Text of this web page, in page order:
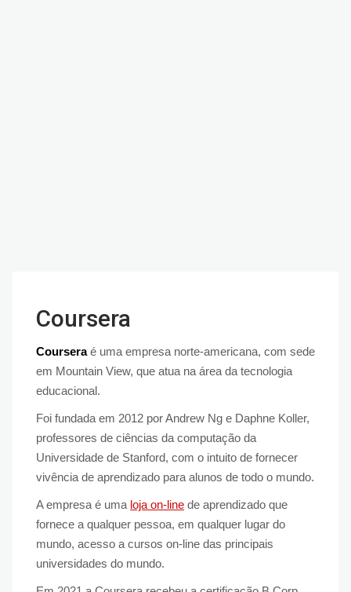
Coursera
Courseraé uma empresa norte-americana, com sede
em Mountain View, que atua na área da tecnologia
educacional.
Foi fundada em 2012 por Andrew Ng e Daphne Koller,
professores de ciências da computação da
Universidade de Stanford, com o intuito de fornecer
vivência de aprendizado para alunos de todo o mundo.
A empresa é uma loja on-line de aprendizado que
fornece a qualquer pessoa, em qualquer lugar do
mundo, acesso a cursos on-line das principais
universidades do mundo.